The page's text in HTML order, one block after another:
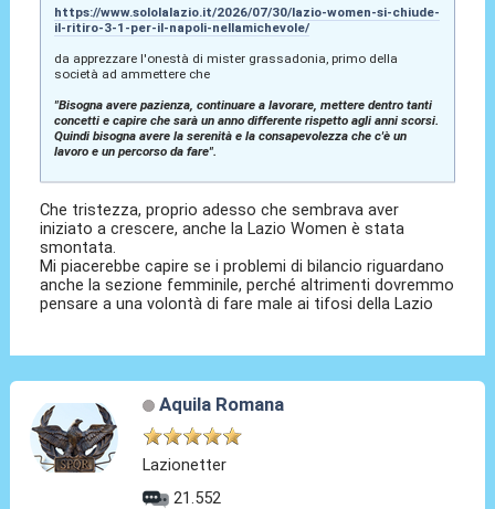
https://www.sololalazio.it/2026/07/30/lazio-women-si-chiude-
il-ritiro-3-1-per-il-napoli-nellamichevole/
da apprezzare l'onestà di mister grassadonia, primo della
società ad ammettere che
"Bisogna avere pazienza, continuare a lavorare, mettere dentro tanti
concetti e capire che sarà un anno differente rispetto agli anni scorsi.
Quindi bisogna avere la serenità e la consapevolezza che c'è un
lavoro e un percorso da fare".
Che tristezza, proprio adesso che sembrava aver
iniziato a crescere, anche la Lazio Women è stata
smontata.
Mi piacerebbe capire se i problemi di bilancio riguardano
anche la sezione femminile, perché altrimenti dovremmo
pensare a una volontà di fare male ai tifosi della Lazio
Aquila Romana
Lazionetter
21.552